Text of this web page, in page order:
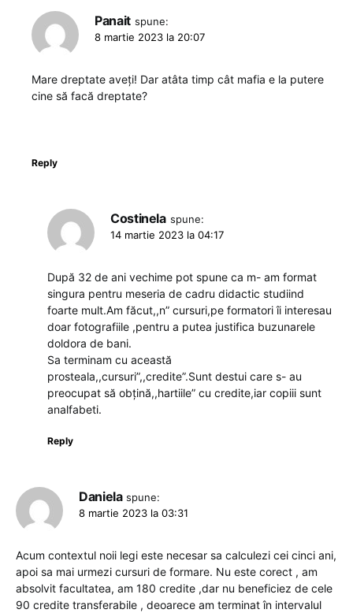
Panait spune:
8 martie 2023 la 20:07
Mare dreptate aveți! Dar atâta timp cât mafia e la putere
cine să facă dreptate?
Reply
Costinela spune:
14 martie 2023 la 04:17
După 32 de ani vechime pot spune ca m- am format
singura pentru meseria de cadru didactic studiind
foarte mult.Am făcut,,n” cursuri,pe formatori îi interesau
doar fotografiile ,pentru a putea justifica buzunarele
doldora de bani.
Sa terminam cu această
prosteala,,cursuri”,,credite”.Sunt destui care s- au
preocupat să obțină,,hartiile” cu credite,iar copiii sunt
analfabeti.
Reply
Daniela spune:
8 martie 2023 la 03:31
Acum contextul noii legi este necesar sa calculezi cei cinci ani,
apoi sa mai urmezi cursuri de formare. Nu este corect , am
absolvit facultatea, am 180 credite ,dar nu beneficiez de cele
90 credite transferabile , deoarece am terminat în intervalul